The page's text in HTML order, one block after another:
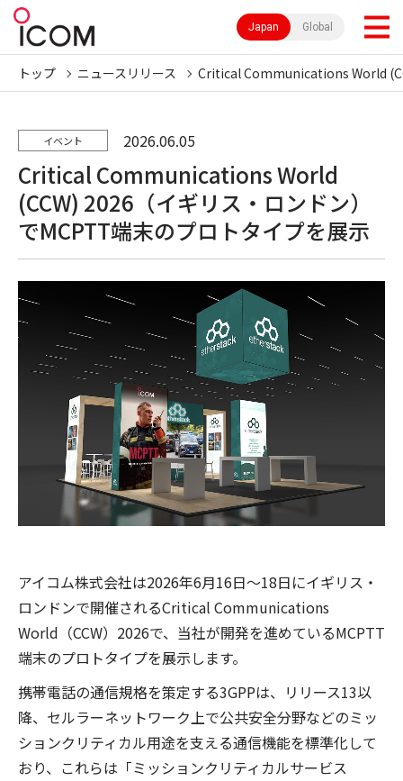
Japan Global
トップ ニュースリリース Critical Communications World
イベント 2026.06.05
Critical Communications World
(CCW) 2026（イギリス・ロンドン）
でMCPTT端末のプロトタイプを展示
アイコム株式会社は2026年6月16日～18日にイギリス・
ロンドンで開催されるCritical Communications
World（CCW）2026で、当社が開発を進めているMCPTT
端末のプロトタイプを展示します。
携帯電話の通信規格を策定する3GPPは、リリース13以
降、セルラーネットワーク上で公共安全分野などのミッ
ションクリティカル用途を支える通信機能を標準化して
おり、これらは「ミッションクリティカルサービス